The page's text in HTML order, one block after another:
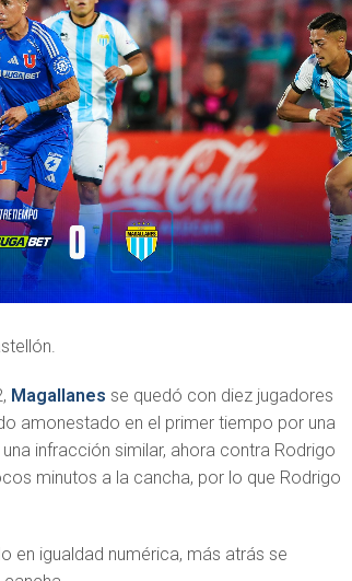
Magallanes se quedó con diez jugadores
amonestado en el primer tiempo por una
infracción similar, ahora contra Rodrigo
minutos a la cancha, por lo que Rodrigo
en igualdad numérica, más atrás se